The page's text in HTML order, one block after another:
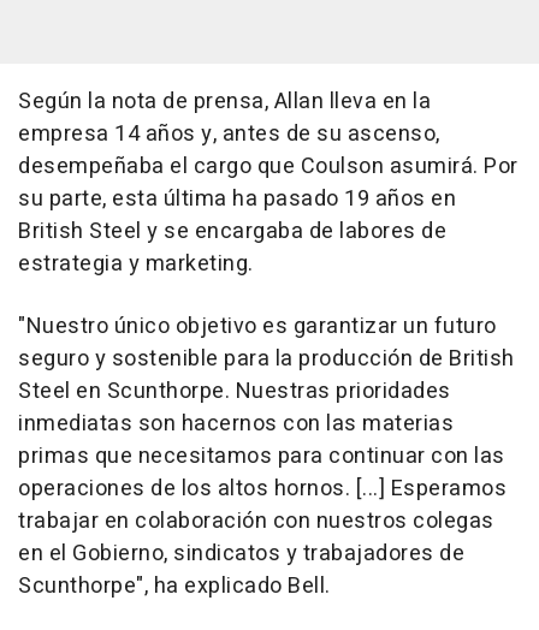
Según la nota de prensa, Allan lleva en la
empresa 14 años y, antes de su ascenso,
desempeñaba el cargo que Coulson asumirá. Por
su parte, esta última ha pasado 19 años en
British Steel y se encargaba de labores de
estrategia y marketing.
"Nuestro único objetivo es garantizar un futuro
seguro y sostenible para la producción de British
Steel en Scunthorpe. Nuestras prioridades
inmediatas son hacernos con las materias
primas que necesitamos para continuar con las
operaciones de los altos hornos. [...] Esperamos
trabajar en colaboración con nuestros colegas
en el Gobierno, sindicatos y trabajadores de
Scunthorpe", ha explicado Bell.